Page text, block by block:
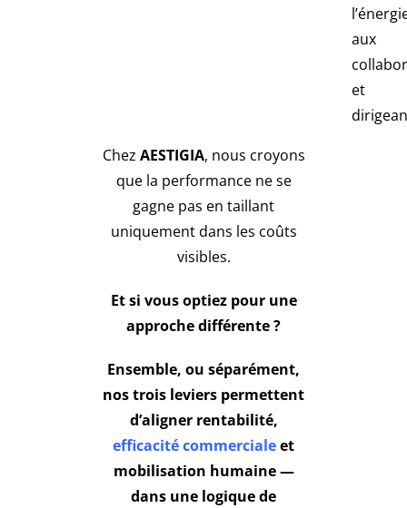
aux
et
Chez AESTIGIA, nous croyons
que la performance ne se
gagne pas en taillant
uniquement dans les coûts
visibles.
Et si vous optiez pour une
approche différente ?
Ensemble, ou séparément,
nos trois leviers permettent
d’aligner rentabilité,
efficacité commercialeet
mobilisation humaine —
dans une logique de